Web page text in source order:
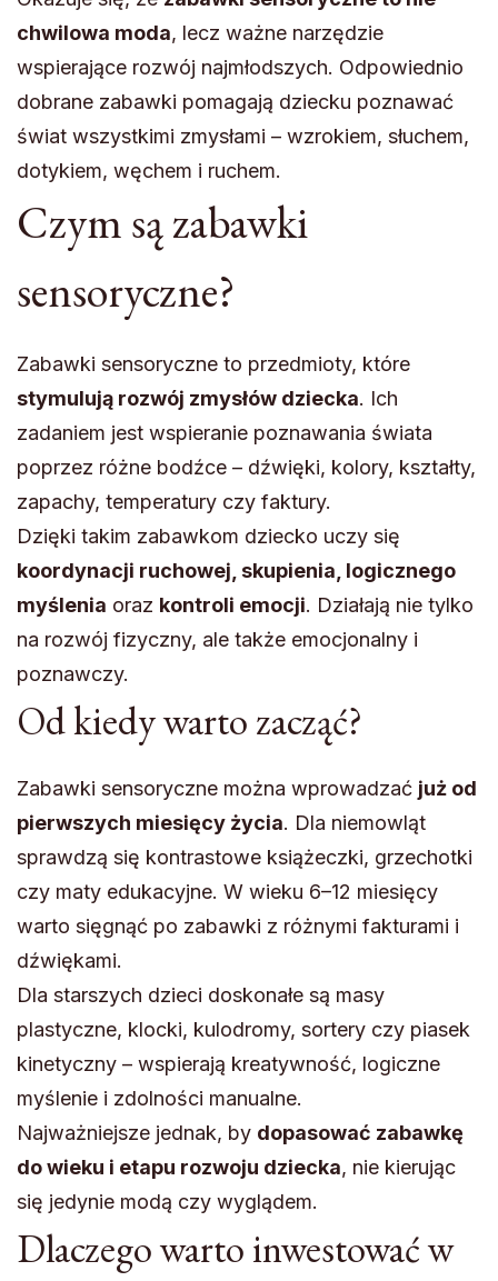
chwilowa moda, lecz ważne narzędzie
wspierające rozwój najmłodszych. Odpowiednio
dobrane zabawki pomagają dziecku poznawać
świat wszystkimi zmysłami – wzrokiem, słuchem,
dotykiem, węchem i ruchem.
Czym są zabawki
sensoryczne?
Zabawki sensoryczne to przedmioty, które
stymulują rozwój zmysłów dziecka. Ich
zadaniem jest wspieranie poznawania świata
poprzez różne bodźce – dźwięki, kolory, kształty,
zapachy, temperatury czy faktury.
Dzięki takim zabawkom dziecko uczy się
koordynacji ruchowej, skupienia, logicznego
myślenia oraz kontroli emocji. Działają nie tylko
na rozwój fizyczny, ale także emocjonalny i
poznawczy.
Od kiedy warto zacząć?
Zabawki sensoryczne można wprowadzać już od
pierwszych miesięcy życia. Dla niemowląt
sprawdzą się kontrastowe książeczki, grzechotki
czy maty edukacyjne. W wieku 6–12 miesięcy
warto sięgnąć po zabawki z różnymi fakturami i
dźwiękami.
Dla starszych dzieci doskonałe są masy
plastyczne, klocki, kulodromy, sortery czy piasek
kinetyczny – wspierają kreatywność, logiczne
myślenie i zdolności manualne.
Najważniejsze jednak, by dopasować zabawkę
do wieku i etapu rozwoju dziecka, nie kierując
się jedynie modą czy wyglądem.
Dlaczego warto inwestować w